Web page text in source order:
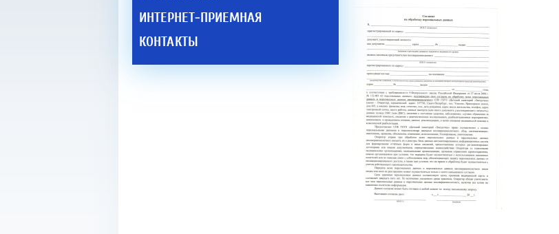
ИНТЕРНЕТ-ПРИЕМНАЯ
КОНТАКТЫ